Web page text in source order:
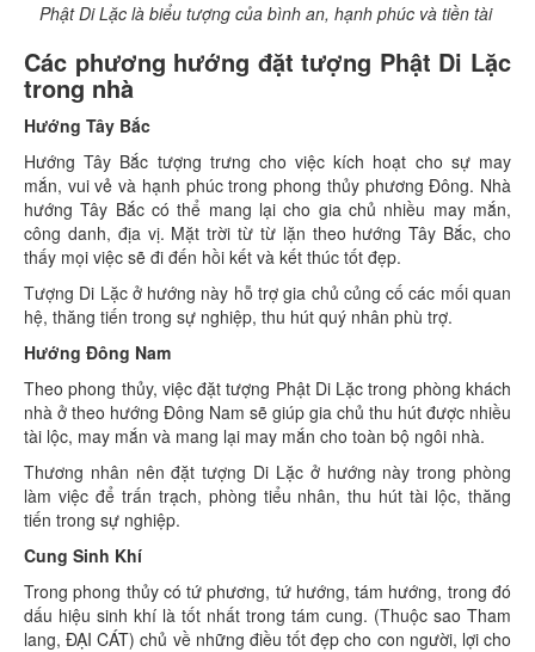
Phật Di Lặc là biểu tượng của bình an, hạnh phúc và tiền tài
Các phương hướng đặt tượng Phật Di Lặc
trong nhà
Hướng Tây Bắc
Hướng Tây Bắc tượng trưng cho việc kích hoạt cho sự may
mắn, vui vẻ và hạnh phúc trong phong thủy phương Đông. Nhà
hướng Tây Bắc có thể mang lại cho gia chủ nhiều may mắn,
công danh, địa vị. Mặt trời từ từ lặn theo hướng Tây Bắc, cho
thấy mọi việc sẽ đi đến hồi kết và kết thúc tốt đẹp.
Tượng Di Lặc ở hướng này hỗ trợ gia chủ củng cố các mối quan
hệ, thăng tiến trong sự nghiệp, thu hút quý nhân phù trợ.
Hướng Đông Nam
Theo phong thủy, việc đặt tượng Phật Di Lặc trong phòng khách
nhà ở theo hướng Đông Nam sẽ giúp gia chủ thu hút được nhiều
tài lộc, may mắn và mang lại may mắn cho toàn bộ ngôi nhà.
Thương nhân nên đặt tượng Di Lặc ở hướng này trong phòng
làm việc để trấn trạch, phòng tiểu nhân, thu hút tài lộc, thăng
tiến trong sự nghiệp.
Cung Sinh Khí
Trong phong thủy có tứ phương, tứ hướng, tám hướng, trong đó
dấu hiệu sinh khí là tốt nhất trong tám cung. (Thuộc sao Tham
lang, ĐẠI CÁT) chủ về những điều tốt đẹp cho con người, lợi cho